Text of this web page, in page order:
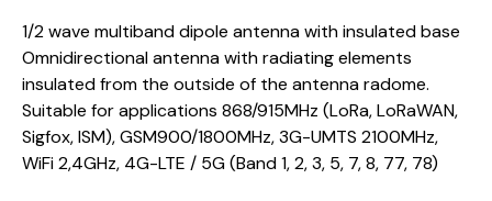
1/2 wave multiband dipole antenna with insulated base
Omnidirectional antenna with radiating elements
insulated from the outside of the antenna radome.
Suitable for applications 868/915MHz (LoRa, LoRaWAN,
Sigfox, ISM), GSM900/1800MHz, 3G-UMTS 2100MHz,
WiFi 2,4GHz, 4G-LTE / 5G (Band 1, 2, 3, 5, 7, 8, 77, 78)